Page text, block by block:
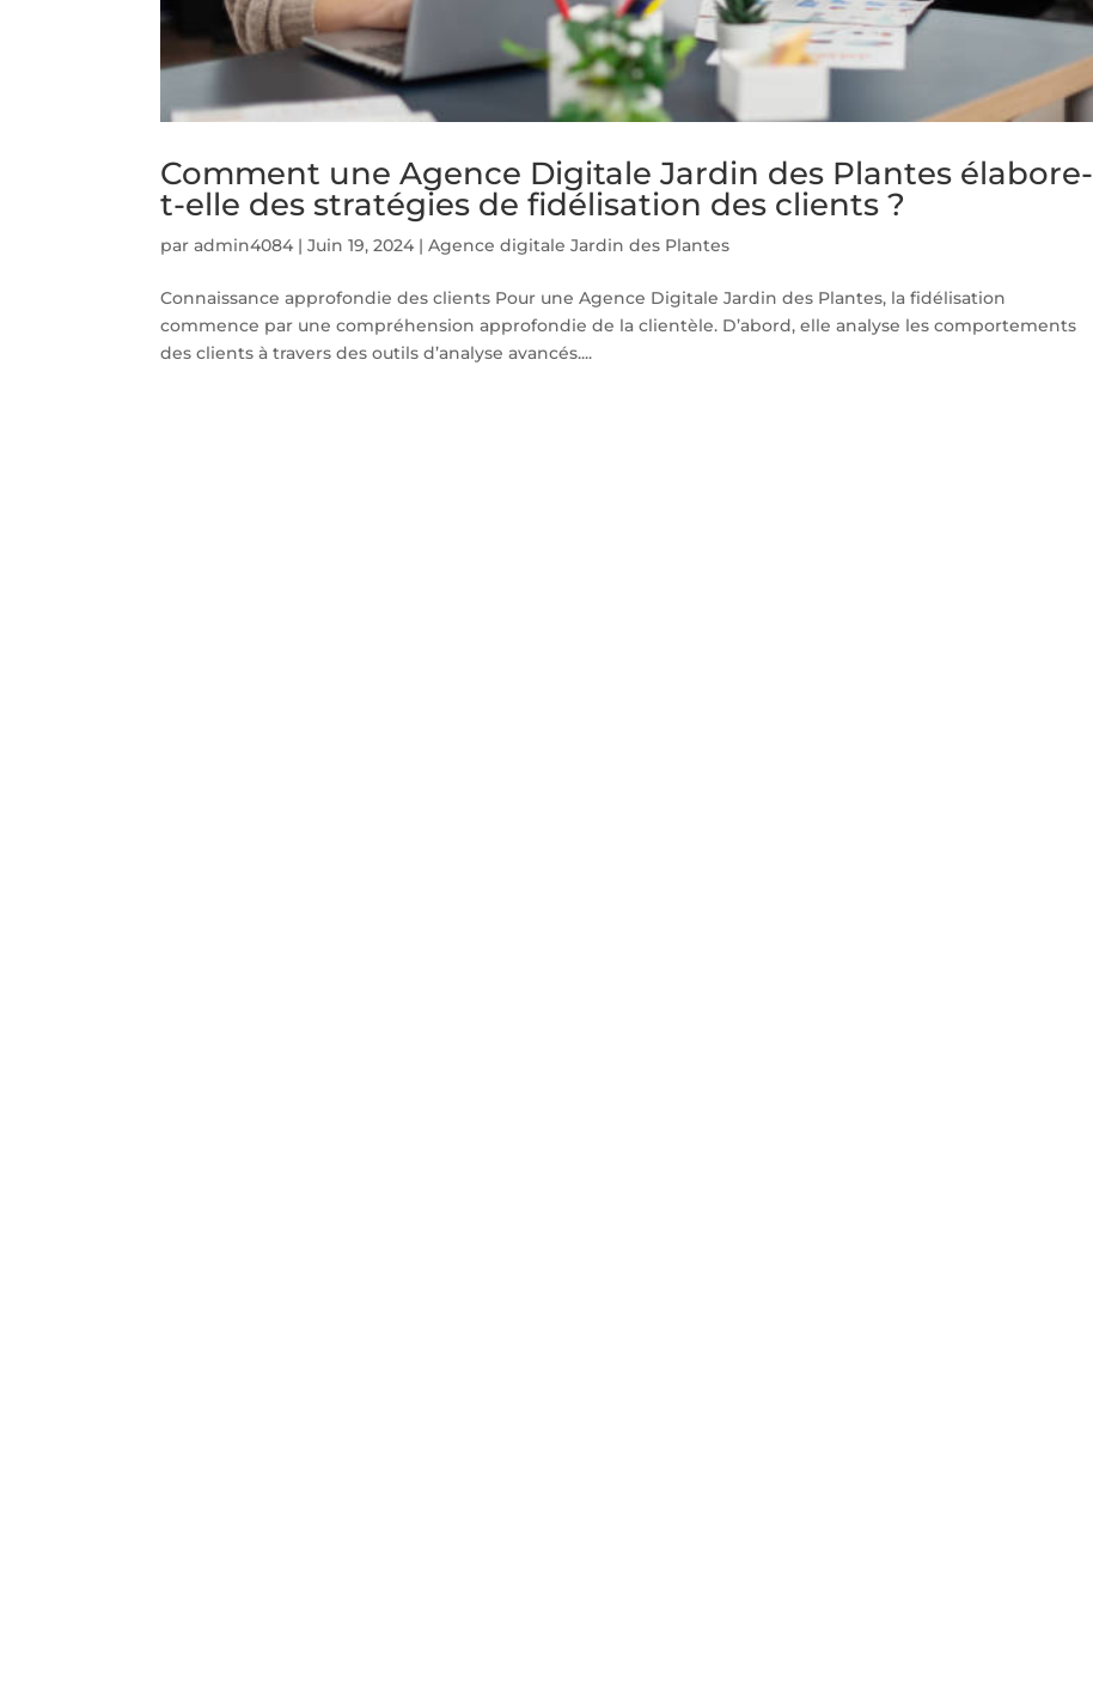
Comment une Agence Digitale Jardin des Plantes élabore-
t-elle des stratégies de fidélisation des clients ?
paradmin4084 |Juin 19, 2024 |Agence digitale Jardin des Plantes
Connaissance approfondie des clients Pour une Agence Digitale Jardin des Plantes, la fidélisation
commence par une compréhension approfondie de la clientèle. D’abord, elle analyse les comportements
des clients à travers des outils d’analyse avancés....